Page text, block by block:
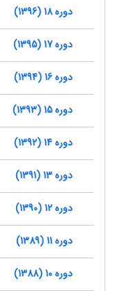
دوره 18 (1396)
دوره 17 (1395)
دوره 16 (1394)
دوره 15 (1393)
دوره 14 (1392)
دوره 13 (1391)
دوره 12 (1390)
دوره 11 (1389)
دوره 10 (1388)